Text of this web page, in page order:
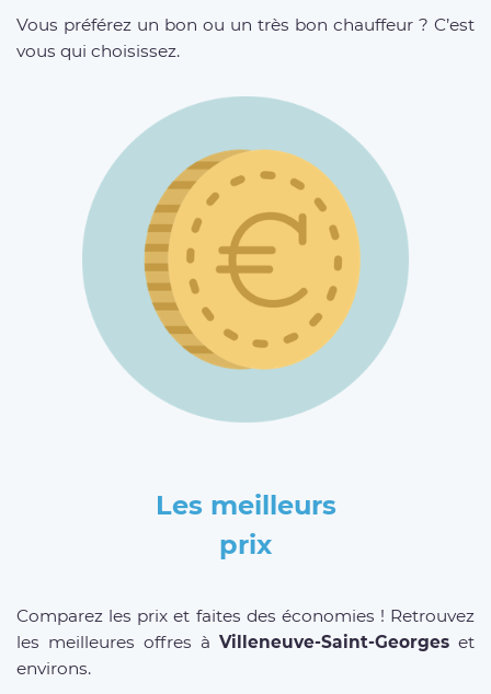
Vous préférez un bon ou un très bon chauffeur ? C’est
vous qui choisissez.
Les meilleurs
prix
Comparez les prix et faites des économies ! Retrouvez
les meilleures offres à Villeneuve-Saint-Georges et
environs.